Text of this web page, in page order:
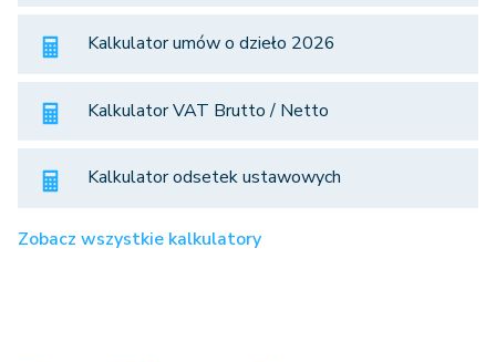
Kalkulator umów o dzieło 2026
Kalkulator VAT Brutto / Netto
Kalkulator odsetek ustawowych
Zobacz wszystkie kalkulatory